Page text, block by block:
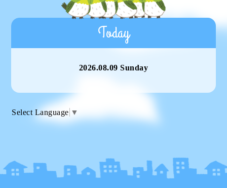
Today
2026.08.09 Sunday
Select Language ▼